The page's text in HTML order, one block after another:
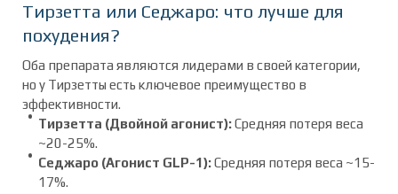
Тирзетта или Седжаро: что лучше для
похудения?
Оба препарата являются лидерами в своей категории,
но у Тирзетты есть ключевое преимущество в
эффективности.
Тирзетта (Двойной агонист):Средняя потеря веса
~20-25%.
Седжаро (Агонист GLP-1):Средняя потеря веса ~15-
17%.